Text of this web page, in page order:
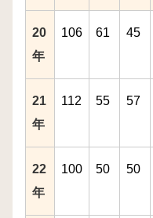
20
年
106 61 45
21
年
112 55 57
22
年
100 50 50